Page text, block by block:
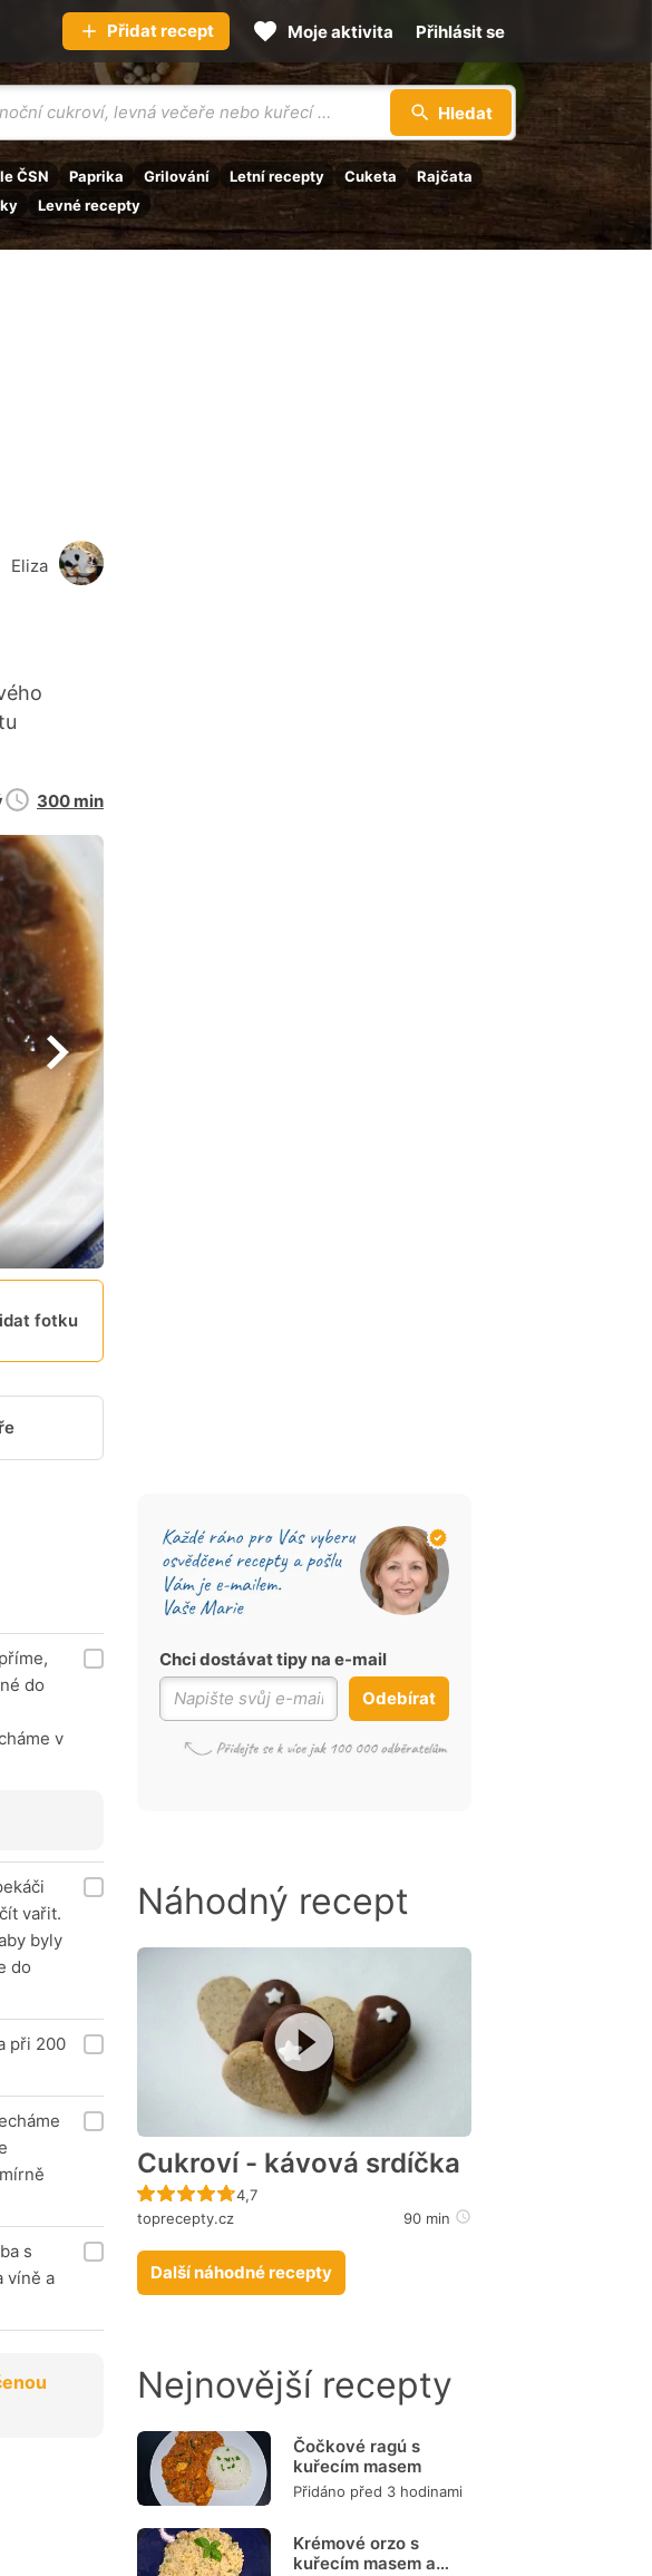
Hledat
ČSN Paprika Grilování Letní recepty Cuketa
Rajčata
Levné recepty
Přidat recept Moje aktivita Přihlásit se
Eliza
Doba
300 min
fotku
do
v
vařit.
byly
do
při 200
s
víně a
Chci dostávat tipy na e-mail
Odebírat
Náhodný recept
Cukroví - kávová srdíčka
Recept ještě nebyl hodnocen
4,7
toprecepty.cz
90 min
Další náhodné recepty
Nejnovější recepty
Čočkové ragú s
kuřecím masem
Přidáno před 3 hodinami
Krémové orzo s
kuřecím masem a